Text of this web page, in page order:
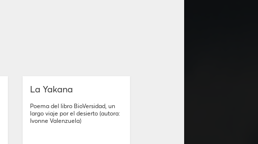
La Yakana
Poema del libro BioVersidad, un
largo viaje por el desierto (autora:
Ivonne Valenzuela)